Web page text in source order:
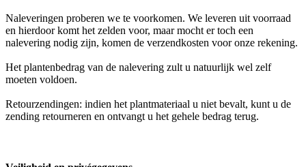
Naleveringen proberen we te voorkomen. We leveren uit voorraad
en hierdoor komt het zelden voor, maar mocht er toch een
nalevering nodig zijn, komen de verzendkosten voor onze rekening.
Het plantenbedrag van de nalevering zult u natuurlijk wel zelf
moeten voldoen.
Retourzendingen: indien het plantmateriaal u niet bevalt, kunt u de
zending retourneren en ontvangt u het gehele bedrag terug.